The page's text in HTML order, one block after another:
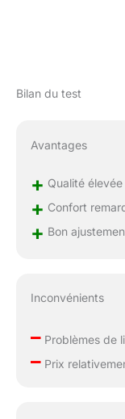
Bilan du test
Avantages
+ Qualité
+ Confort
+ Bon
Inconvénients
–Problèmes de
–Prix